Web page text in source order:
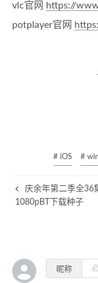
vlc官网 https://
potplayer官网
# iOS #
庆余年第二季全36
1080pBT下载种子
昵称